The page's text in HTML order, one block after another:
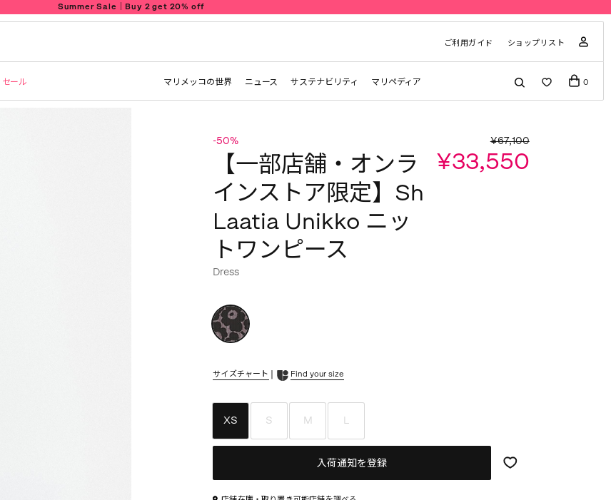
Summer Sale｜Buy 2 get 20% off
ご利用ガイド ショップリスト
セール マリメッコの世界 ニュース サステナビリティ マリペディア 0
-50% ¥67,100
【一部店舗・オンラ
インストア限定】Sh
Laatia Unikko ニッ
トワンピース
¥33,550
Dress
サイズチャート Find your size
XS S M L
入荷通知を登録